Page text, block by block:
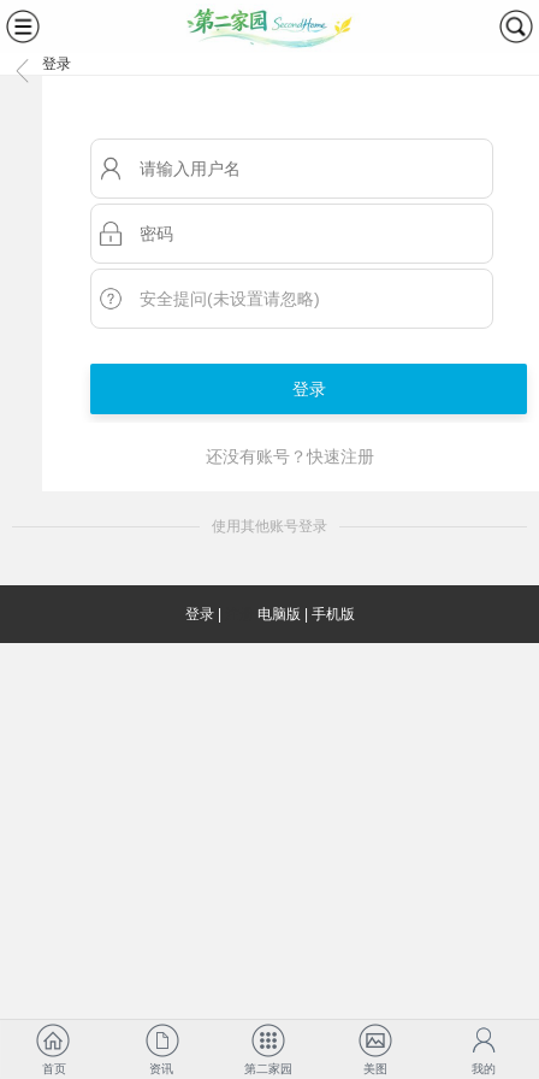
登录
安全提问(未设置请忽略)
登录
还没有账号？快速注册
使用其他账号登录
登录| 电脑版 手机版
首页 资讯 第二家园 美图 我的